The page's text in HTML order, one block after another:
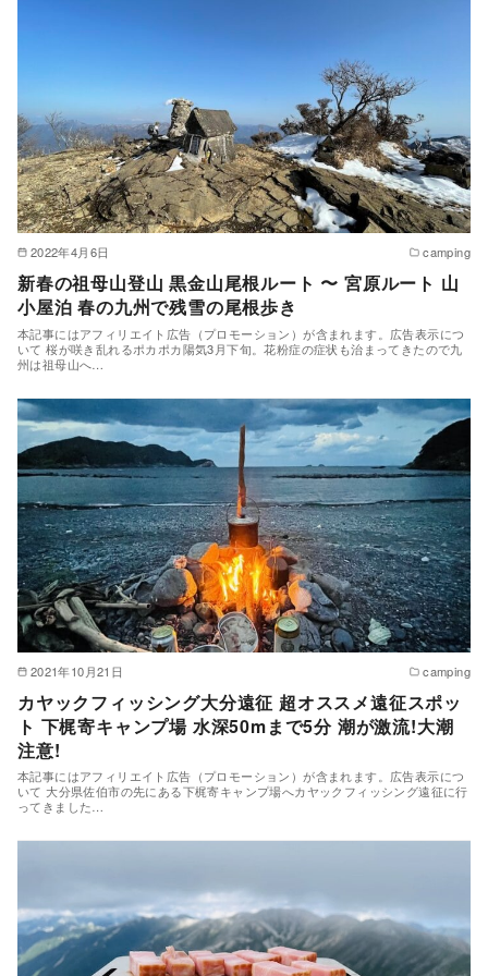
2022年4月6日 camping
新春の祖母山登山 黒金山尾根ルート 〜 宮原ルート 山
小屋泊 春の九州で残雪の尾根歩き
本記事にはアフィリエイト広告（プロモーション）が含まれます。広告表示につ
いて 桜が咲き乱れるポカポカ陽気3月下旬。花粉症の症状も治まってきたので九
州は祖母山へ…
2021年10月21日 camping
カヤックフィッシング大分遠征 超オススメ遠征スポッ
ト 下梶寄キャンプ場 水深50mまで5分 潮が激流!大潮
注意!
本記事にはアフィリエイト広告（プロモーション）が含まれます。広告表示につ
いて 大分県佐伯市の先にある下梶寄キャンプ場へカヤックフィッシング遠征に行
ってきました…